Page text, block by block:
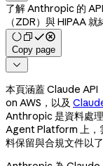
了解 Anthropic 的
（ZDR）與 HIPAA 就
Copy page

本頁涵蓋 Claude API
on AWS，以及
Anthropic 是資料處
Agent Platform 上，
料保留與合規文件以